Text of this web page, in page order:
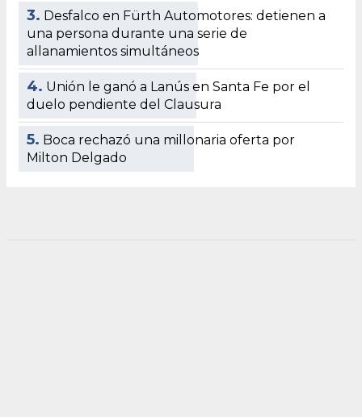
3. Desfalco en Fürth Automotores: detienen a
una persona durante una serie de
allanamientos simultáneos
4. Unión le ganó a Lanús en Santa Fe por el
duelo pendiente del Clausura
5. Boca rechazó una millonaria oferta por
Milton Delgado